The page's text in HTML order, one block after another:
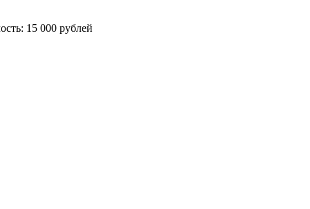
15 000 рублей